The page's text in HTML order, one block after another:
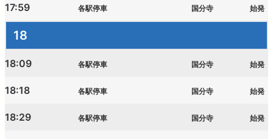
17:59 各駅停車 国分寺 始発
18
18:09 各駅停車 国分寺 始発
18:18 各駅停車 国分寺 始発
18:29 各駅停車 国分寺 始発